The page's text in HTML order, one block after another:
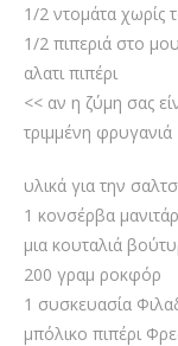
1/2 ντομάτα χωρίς
1/2 πιπεριά στο
αλατι πιπέρι
<< αν η ζύμη σας
τριμμένη φρυγανιά
υλικά για την
1 κονσέρβα
μια κουταλιά
200 γραμ ροκφόρ
1 συσκευασία
μπόλικο πιπέρι